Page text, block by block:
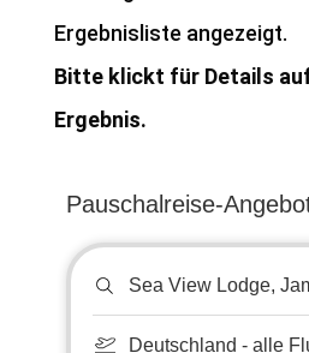
Ergebnisliste angezeigt.
Bitte klickt für Details
Ergebnis.